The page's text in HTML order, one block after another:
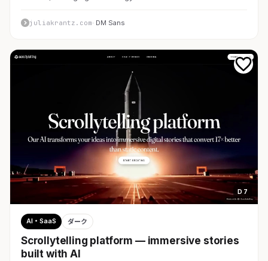
juliakrantz.com· DM Sans
D 7
AI・SaaS ダーク
Scrollytelling platform — immersive stories
built with AI